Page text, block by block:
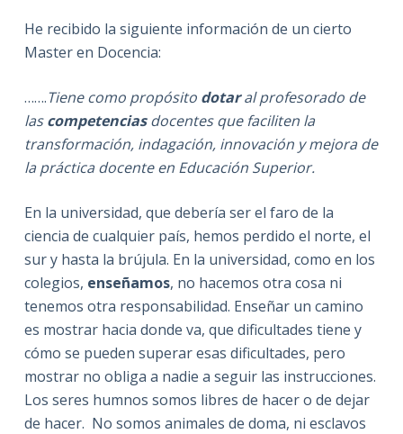
n
He recibido la siguiente información de un cierto
Master en Docencia:
…….Tiene como propósito dotaral profesorado de
lascompetenciasdocentes que faciliten la
transformación, indagación, innovación y mejora de
la práctica docente en Educación Superior.
En la universidad, que debería ser el faro de la
ciencia de cualquier país, hemos perdido el norte, el
sur y hasta la brújula. En la universidad, como en los
colegios, enseñamos, no hacemos otra cosa ni
tenemos otra responsabilidad. Enseñar un camino
es mostrar hacia donde va, que dificultades tiene y
cómo se pueden superar esas dificultades, pero
mostrar no obliga a nadie a seguir las instrucciones.
Los seres humnos somos libres de hacer o de dejar
de hacer. No somos animales de doma, ni esclavos